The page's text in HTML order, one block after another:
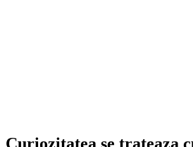
Curiozitatea se trateaza